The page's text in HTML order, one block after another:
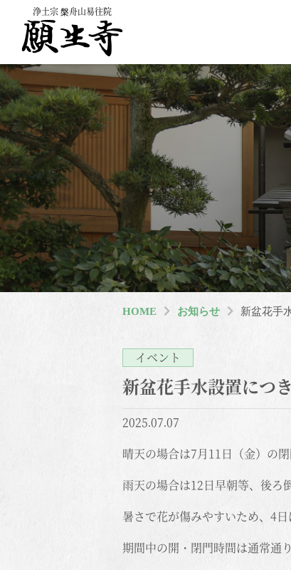
浄土宗 槃舟山易往院
HOME お知らせ 新盆花手
イベント
新盆花手水設置につ
2025.07.07
晴天の場合は7月11日（金）の
雨天の場合は12日早朝等、後ろ
暑さで花が傷みやすいため、4日
期間中の開・閉門時間は通常通